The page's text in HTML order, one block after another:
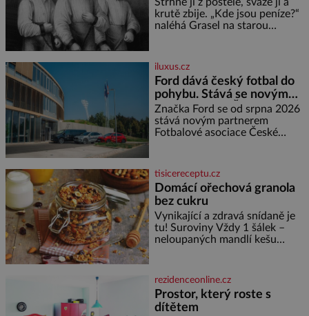
nedokážeme představit. Její
příběh je
Strhne ji z postele, sváže ji a
krutě zbije. „Kde jsou peníze?“
naléhá Grasel na starou
nemůže, protože žádné nemá,
spokojí se lupič s několika
měďáky a štůčky látky. Zraněná
žena pár dní nato umírá. Je to
muž nebývale krutý. Jeho činy
budí hrůzu ještě dlouho po jeho
smrti
iluxus.cz
Ford dává český fotbal do
pohybu. Stává se novým
partnerem FAČR
Značka Ford se od srpna 2026
stává novým partnerem
Fotbalové asociace České
asociace, reprezentačních týmů
i českého fotbalu v regionech.
Partner
tisicereceptu.cz
Domácí ořechová granola
bez cukru
Vynikající a zdravá snídaně je
tu! Suroviny Vždy 1 šálek –
neloupaných mandlí kešu
semínek dýně rozinek 3 šálky
ovesných vloček 1 lžíce mlet
rezidenceonline.cz
Prostor, který roste s
dítětem